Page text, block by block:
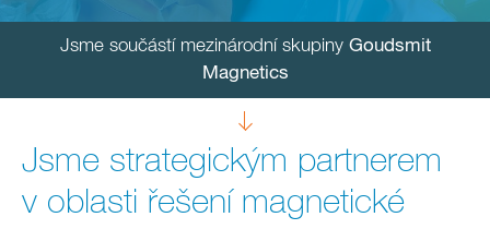
Jsme součástí mezinárodní skupiny Goudsmit
Magnetics
Jsme strategickým partnerem
v oblasti řešení magnetické
Dolů